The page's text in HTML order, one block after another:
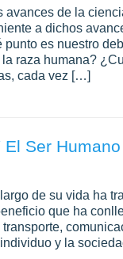
avances de la
a dichos
es nuestro
raza humana?
cada vez […]
Ser Humano
de su vida ha
que ha
y la